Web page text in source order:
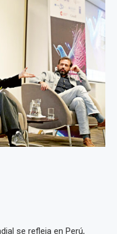
se refleja en Perú,